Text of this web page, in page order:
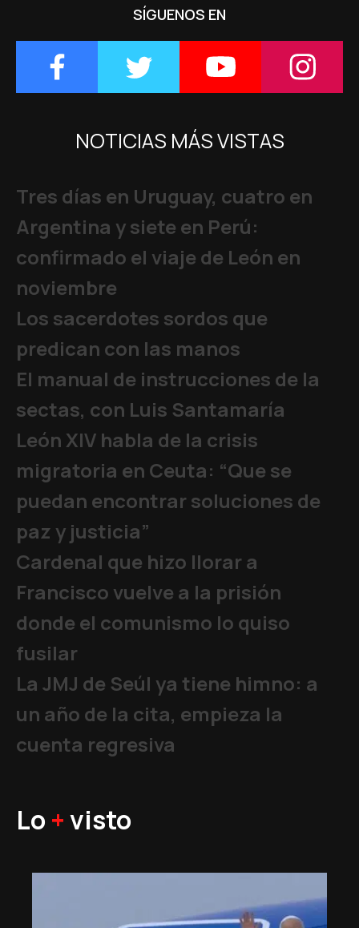
SÍGUENOS EN
NOTICIAS MÁS VISTAS
Tres días en Uruguay, cuatro en
Argentina y siete en Perú:
confirmado el viaje de León en
noviembre
Los sacerdotes sordos que
predican con las manos
El manual de instrucciones de la
sectas, con Luis Santamaría
León XIV habla de la crisis
migratoria en Ceuta: “Que se
puedan encontrar soluciones de
paz y justicia”
Cardenal que hizo llorar a
Francisco vuelve a la prisión
donde el comunismo lo quiso
fusilar
La JMJ de Seúl ya tiene himno: a
un año de la cita, empieza la
cuenta regresiva
Lo +visto